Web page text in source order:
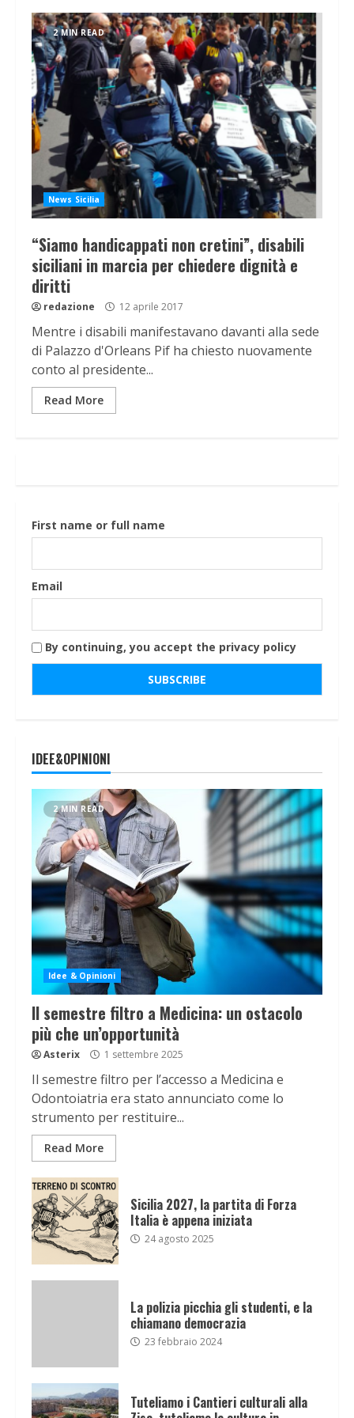
2 MIN READ
News Sicilia
“Siamo handicappati non cretini”, disabili
siciliani in marcia per chiedere dignità e
diritti
redazione 12 aprile 2017
Mentre i disabili manifestavano davanti alla sede
di Palazzo d'Orleans Pif ha chiesto nuovamente
conto al presidente...
Read More
First name or full name
Email
By continuing, you accept the privacy policy
IDEE&OPINIONI
2 MIN READ
Idee & Opinioni
Il semestre filtro a Medicina: un ostacolo
più che un’opportunità
Asterix 1 settembre 2025
Il semestre filtro per l’accesso a Medicina e
Odontoiatria era stato annunciato come lo
strumento per restituire...
Read More
Sicilia 2027, la partita di Forza
Italia è appena iniziata
24 agosto 2025
La polizia picchia gli studenti, e la
chiamano democrazia
23 febbraio 2024
Tuteliamo i Cantieri culturali alla